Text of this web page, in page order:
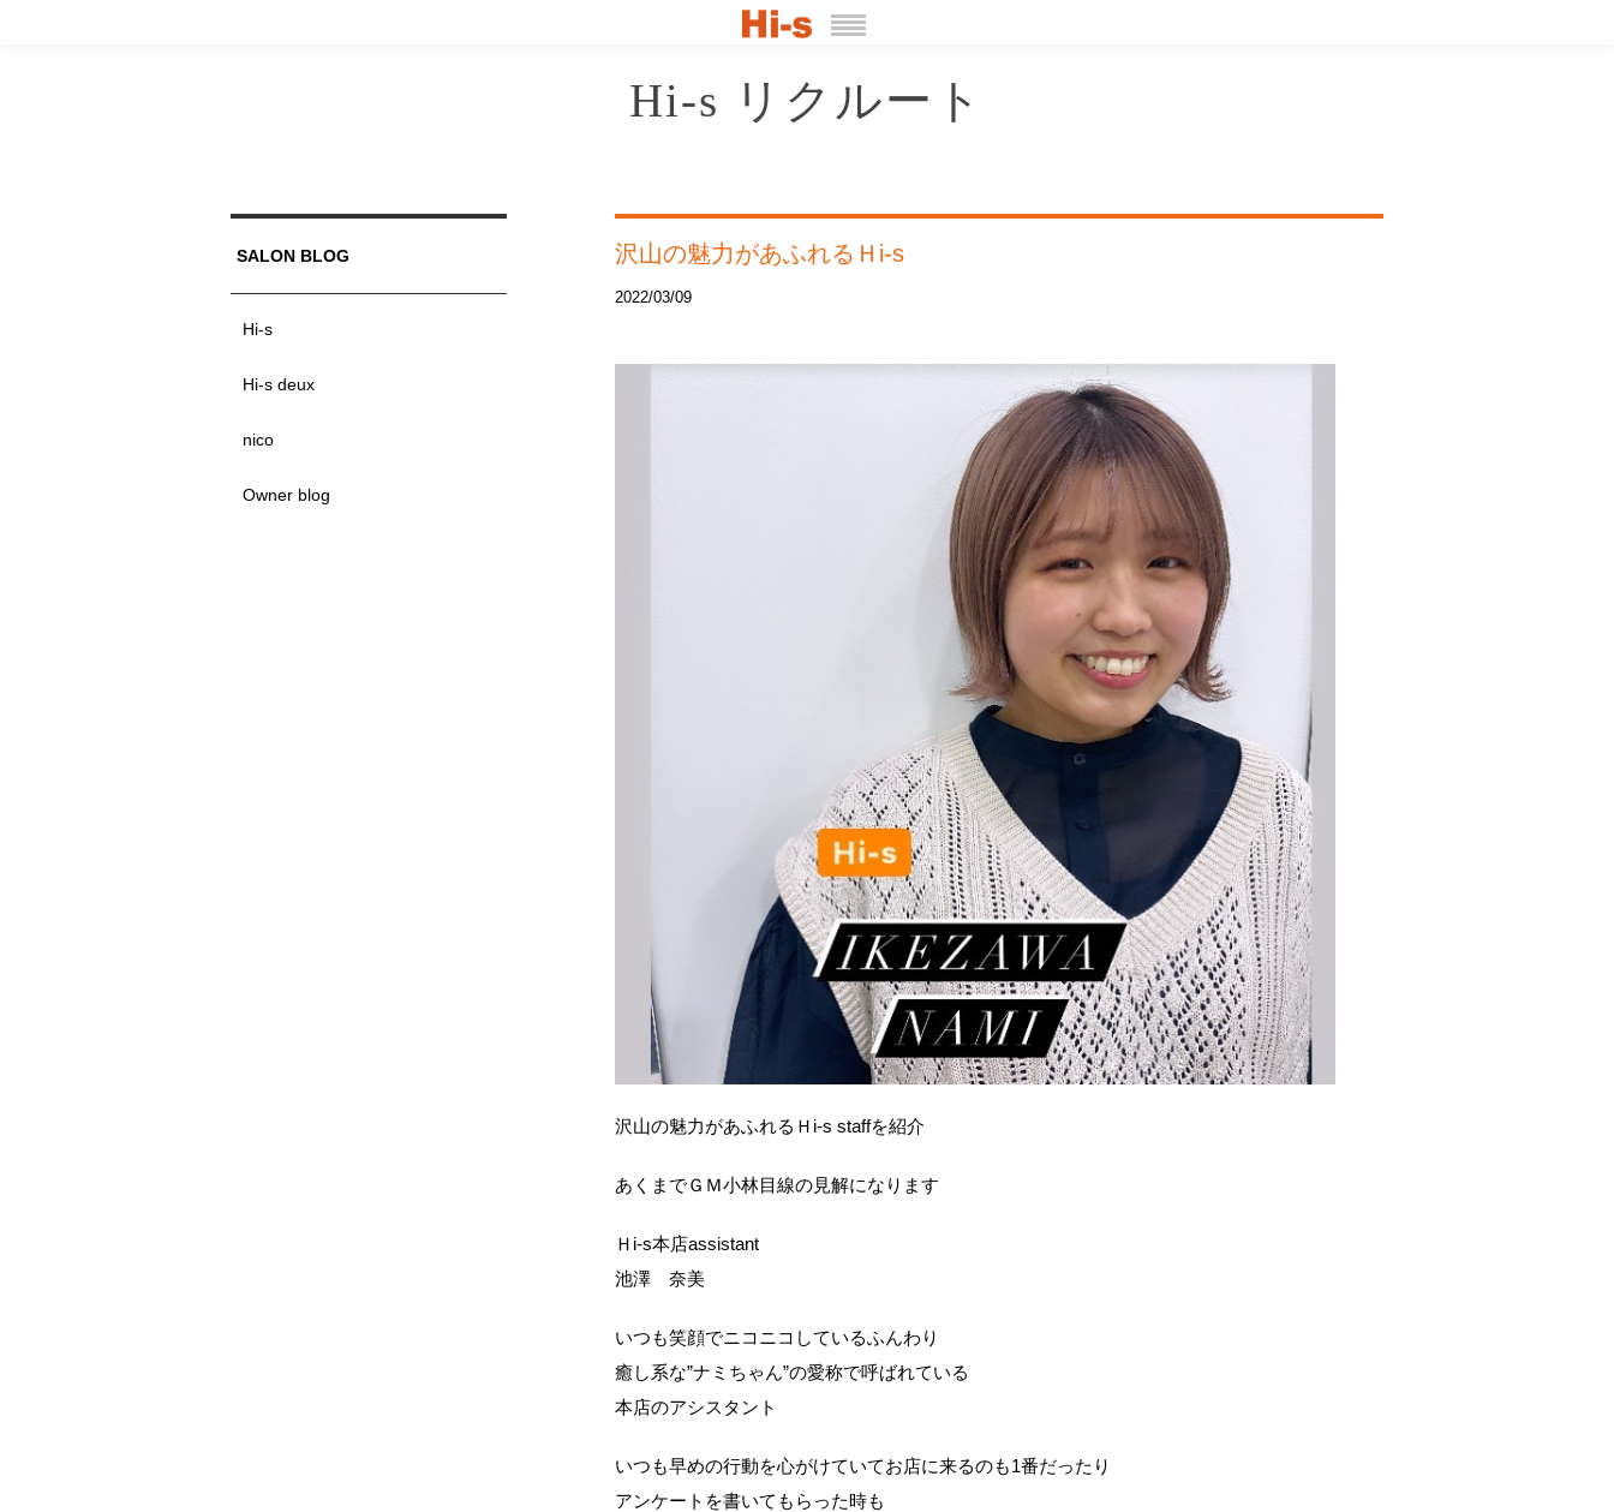
Hi-s リクルート
SALON BLOG
Hi-s
Hi-s deux
nico
Owner blog
沢山の魅力があふれるＨi-s
2022/03/09
沢山の魅力があふれるＨi-s staffを紹介
あくまでＧＭ小林目線の見解になります
Ｈi-s本店assistant
池澤 奈美
いつも笑顔でニコニコしているふんわり
癒し系な”ナミちゃん”の愛称で呼ばれている
本店のアシスタント︎
いつも早めの行動を心がけていてお店に来るのも1番だったり️
アンケートを書いてもらった時も